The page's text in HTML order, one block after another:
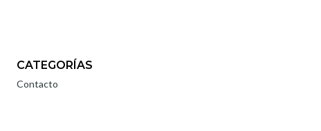
CATEGORÍAS
Contacto